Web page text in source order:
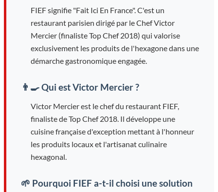
FIEF signifie "Fait Ici En France". C'est un
restaurant parisien dirigé par le Chef Victor
Mercier (finaliste Top Chef 2018) qui valorise
exclusivement les produits de l'hexagone dans une
démarche gastronomique engagée.
👨‍🍳 Qui est Victor Mercier ?
Victor Mercier est le chef du restaurant FIEF,
finaliste de Top Chef 2018. Il développe une
cuisine française d'exception mettant à l'honneur
les produits locaux et l'artisanat culinaire
hexagonal.
🌱 Pourquoi FIEF a-t-il choisi une solution